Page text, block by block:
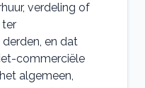
verdeling of
ter
en dat
commerciële
algemeen,